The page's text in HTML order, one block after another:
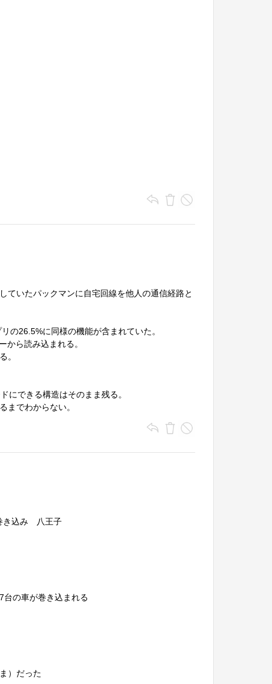
ていたパックマンに自宅回線を他人の通信経路と
の26.5%に同様の機能が含まれていた。
から読み込まれる。
。
にできる構造はそのまま残る。
までわからない。
き込み 八王子
台の車が巻き込まれる
）だった